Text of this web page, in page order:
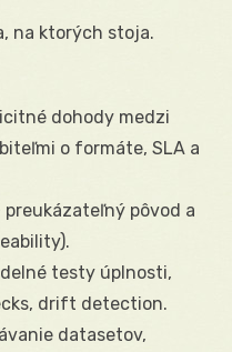
na ktorých stoja.
dohody medzi
o formáte, SLA a
preukázateľný pôvod a
testy úplnosti,
drift detection.
datasetov,